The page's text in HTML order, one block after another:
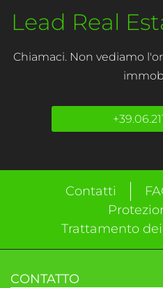
Lead Real
Chiamaci. Non vediamo
Contatti
Trattamento
CONTATTO